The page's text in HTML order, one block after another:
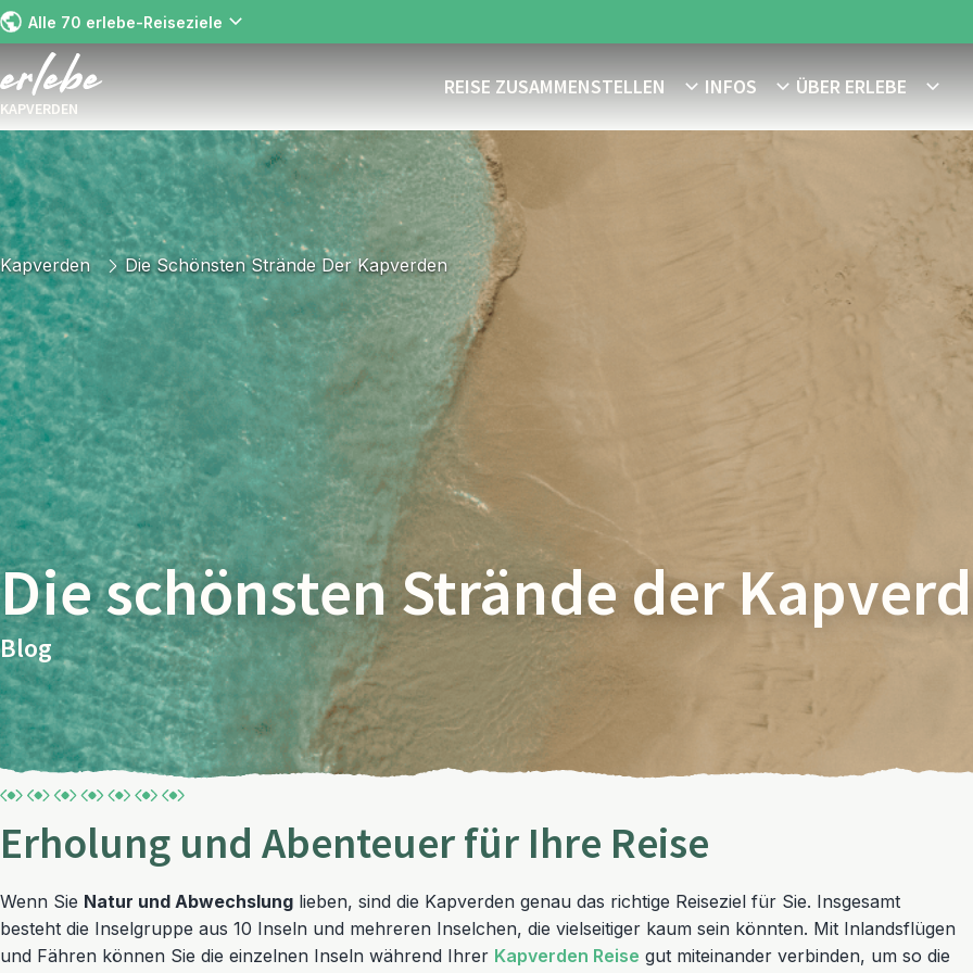
Alle 70 erlebe-Reiseziele
KAPVERDEN
REISE ZUSAMMENSTELLEN INFOS ÜBER ERLEBE
Kapverden Die Schönsten Strände Der Kapverden
Die schönsten Strände der
Blog
Erholung und Abenteuer für Ihre Reise
Wenn Sie Natur und Abwechslung lieben, sind die Kapverden genau das richtige Reiseziel für Sie. Insgesamt
besteht die Inselgruppe aus 10 Inseln und mehreren Inselchen, die vielseitiger kaum sein könnten. Mit Inlandsflügen
und Fähren können Sie die einzelnen Inseln während Ihrer Kapverden Reise gut miteinander verbinden, um so die